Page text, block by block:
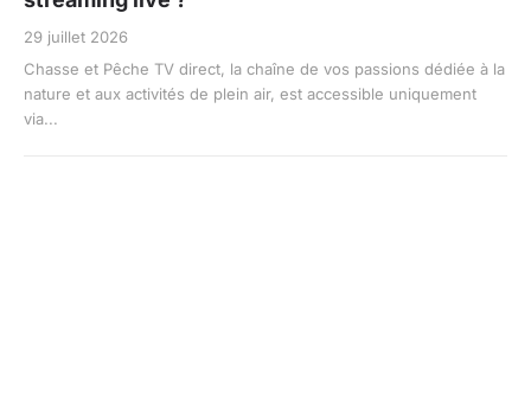
29 juillet 2026
Chasse et Pêche TV direct, la chaîne de vos passions dédiée à la
nature et aux activités de plein air, est accessible uniquement
via...